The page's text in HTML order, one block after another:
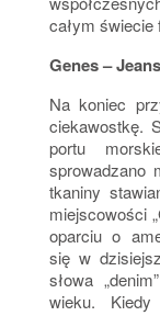
całym
Genes –
Na koniec
ciekawostkę.
portu
sprowadzano
tkaniny
miejscowości
oparciu o
się w
słowa
wieku.